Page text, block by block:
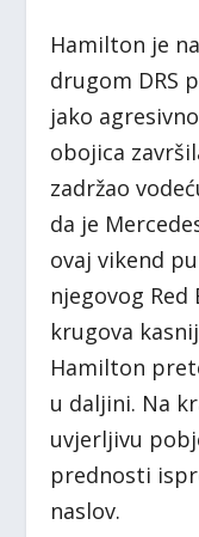
Hamilton je
drugom DRS
jako
obojica
zadržao
da je
ovaj vikend
njegovog
krugova
Hamilton
u daljini. Na
uvjerljivu
prednosti
naslov.